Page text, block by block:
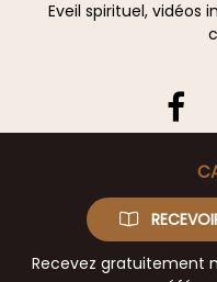
Eveil spirituel, vidéos
Recevez gratuitement